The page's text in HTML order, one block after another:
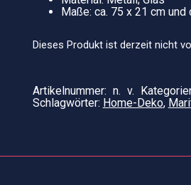
Maße: ca. 75 x 21 cm und
Dieses Produkt ist derzeit nicht
Artikelnummer: n. v.
Schlagwörter: Home-Deko,